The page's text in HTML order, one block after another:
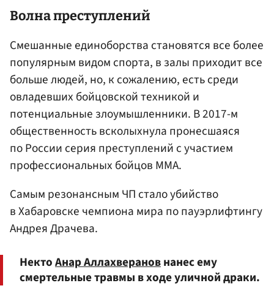
Волна преступлений
Смешанные единоборства становятся все более
популярным видом спорта, в залы приходит все
больше людей, но, к сожалению, есть среди
овладевших бойцовской техникой и
потенциальные злоумышленники. В 2017-м
общественность всколыхнула пронесшаяся
по России серия преступлений с участием
профессиональных бойцов ММА.
Самым резонансным ЧП стало убийство
в Хабаровске чемпиона мира по пауэрлифтингу
Андрея Драчева.
НектоАнар Аллахверановнанес ему
смертельные травмы в ходе уличной драки.